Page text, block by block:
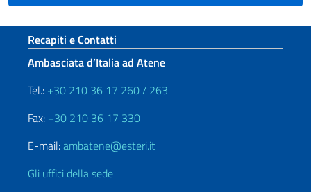
Sezione footer
Recapiti e Contatti
Ambasciata d’Italia ad Atene
Tel.: +30 210 36 17 260 / 263
Fax: +30 210 36 17 330
E-mail:ambatene@esteri.it
Gli uffici della sede